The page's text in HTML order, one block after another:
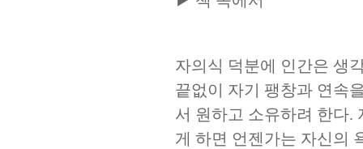
자의식 덕분에 인간은 생
끝없이 자기 팽창과 연속
서 원하고 소유하려 한다.
게 하면 언젠가는 자신의